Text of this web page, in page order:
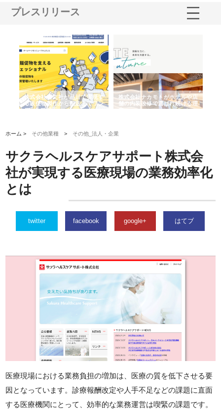
プレスリリース
株式会社耕文社が品川で実現す
る販促物製作から配送までワン
ストップ対応
株式会社ナカモトがホテルや店
舗の内装改修で選ばれ続ける理
由
ホーム > その他業種 > その他_法人・企業
サクラヘルスケアサポート株式会
社が実現する医療現場の業務効率化
とは
twitter facebook google+ はてブ
医療現場における業務負担の増加は、医療の質を低下させる要
因となっています。診療報酬改定や人手不足などの課題に直面
する医療機関にとって、効率的な業務運営は喫緊の課題です。